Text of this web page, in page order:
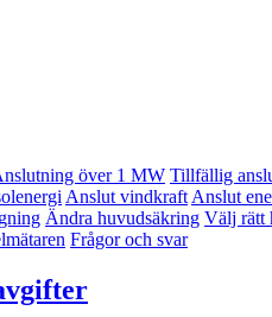
över 1 MW Tillfällig
Anslut vindkraft Anslut
Ändra huvudsäkring Välj rätt
Frågor och svar